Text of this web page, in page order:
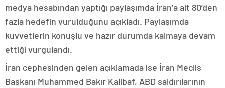
medya hesabından yaptığı paylaşımda İran’a ait 80’den
fazla hedefin vurulduğunu açıkladı. Paylaşımda
kuvvetlerin konuşlu ve hazır durumda kalmaya devam
ettiği vurgulandı.
İran cephesinden gelen açıklamada ise İran Meclis
Başkanı Muhammed Bakır Kalibaf, ABD saldırılarının